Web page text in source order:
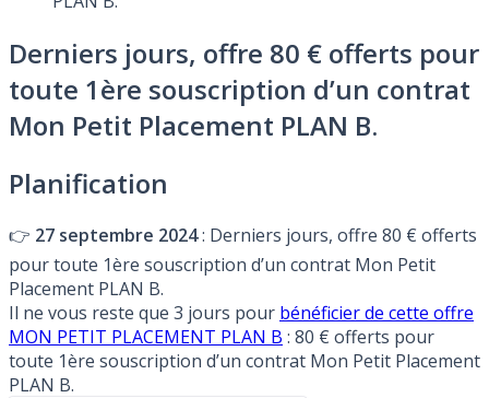
Derniers jours, offre 80 € offerts pour
toute 1ère souscription d’un contrat
Mon Petit Placement PLAN B.
Planification
👉 27 septembre 2024: Derniers jours, offre 80 € offerts
pour toute 1ère souscription d’un contrat Mon Petit
Placement PLAN B.
Il ne vous reste que 3 jours pour bénéficier de cette offre
MON PETIT PLACEMENT PLAN B : 80 € offerts pour
toute 1ère souscription d’un contrat Mon Petit Placement
PLAN B.